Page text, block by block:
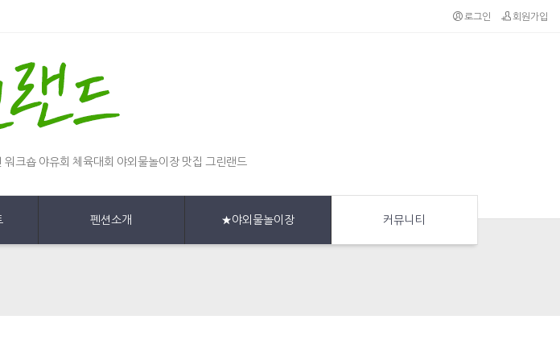
로그인 회원가입
크숍 야유회 체육대회 야외물놀이장 맛집 그린랜드
펜션소개 ★야외물놀이장 커뮤니티